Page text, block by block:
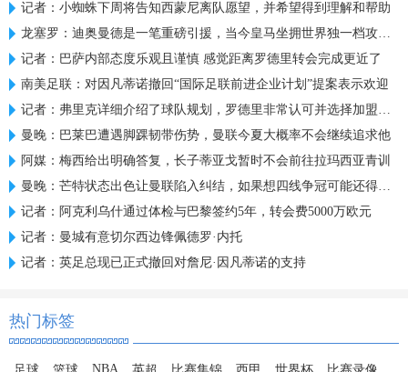
记者：小蜘蛛下周将告知西蒙尼离队愿望，并希望得到理解和帮助
龙塞罗：迪奥曼德是一笔重磅引援，当今皇马坐拥世界独一档攻击线
记者：巴萨内部态度乐观且谨慎 感觉距离罗德里转会完成更近了
南美足联：对因凡蒂诺撤回“国际足联前进企业计划”提案表示欢迎
记者：弗里克详细介绍了球队规划，罗德里非常认可并选择加盟巴萨
曼晚：巴莱巴遭遇脚踝韧带伤势，曼联今夏大概率不会继续追求他
阿媒：梅西给出明确答复，长子蒂亚戈暂时不会前往拉玛西亚青训
曼晚：芒特状态出色让曼联陷入纠结，如果想四线争冠可能还得买人
记者：阿克利乌什通过体检与巴黎签约5年，转会费5000万欧元
记者：曼城有意切尔西边锋佩德罗·内托
记者：英足总现已正式撤回对詹尼·因凡蒂诺的支持
热门标签
NBA